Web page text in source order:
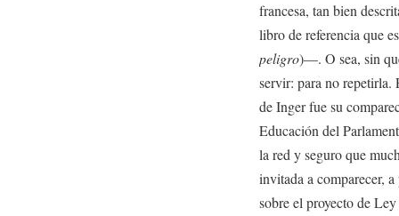
francesa, tan bien
libro de referencia que
peligro)—. O sea, sin
servir: para no repetirla.
de Inger fue su
Educación del
la red y seguro que
invitada a comparecer,
sobre el proyecto de